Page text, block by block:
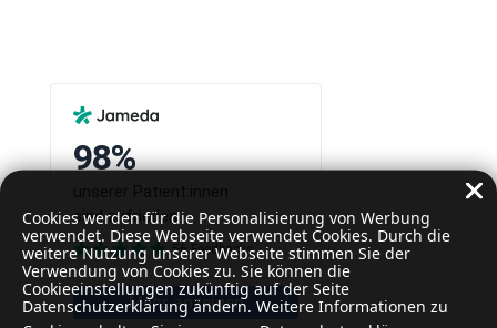
Cookies werden für die Personalisierung von Werbung
verwendet. Diese Webseite verwendet Cookies. Durch die
weitere Nutzung unserer Webseite stimmen Sie der
Verwendung von Cookies zu. Sie können die
Cookieeinstellungen zukünftig auf der Seite
Datenschutzerklärung ändern. Weitere Informationen zu